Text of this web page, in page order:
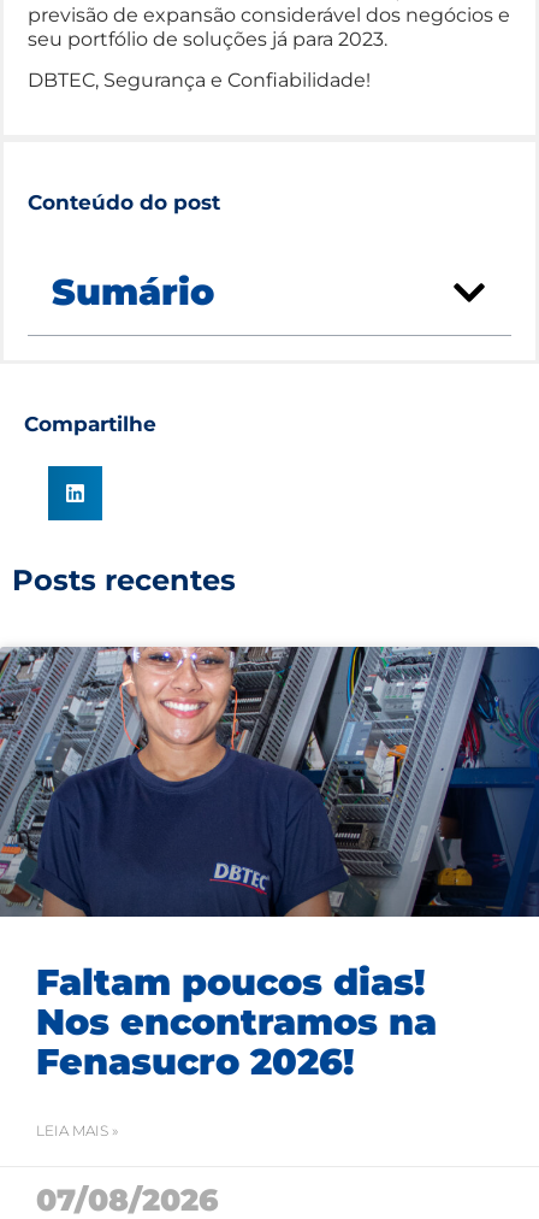
previsão de expansão considerável dos negócios e
seu portfólio de soluções já para 2023.
DBTEC, Segurança e Confiabilidade!
Conteúdo do post
Sumário
Compartilhe
Posts recentes
Faltam poucos dias!
Nos encontramos na
Fenasucro 2026!
LEIA MAIS »
07/08/2026